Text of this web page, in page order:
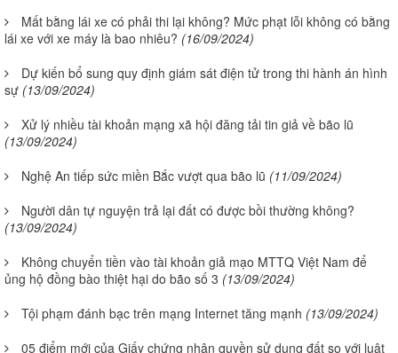
Mất bằng lái xe có phải thi lại không? Mức phạt lỗi không có bằng
lái xe với xe máy là bao nhiêu? (16/09/2024)
Dự kiến bổ sung quy định giám sát điện tử trong thi hành án hình
sự (13/09/2024)
Xử lý nhiều tài khoản mạng xã hội đăng tải tin giả về bão lũ
(13/09/2024)
Nghệ An tiếp sức miền Bắc vượt qua bão lũ (11/09/2024)
Người dân tự nguyện trả lại đất có được bồi thường không?
(13/09/2024)
Không chuyển tiền vào tài khoản giả mạo MTTQ Việt Nam để
ủng hộ đồng bào thiệt hại do bão số 3 (13/09/2024)
Tội phạm đánh bạc trên mạng Internet tăng mạnh (13/09/2024)
05 điểm mới của Giấy chứng nhận quyền sử dụng đất so với luật